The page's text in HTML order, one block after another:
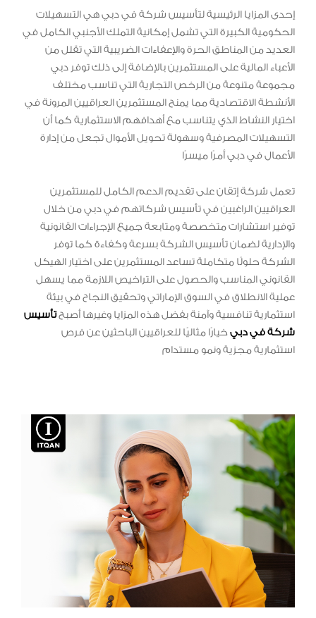
إحدى المزايا الرئيسية لتأسيس شركة في دبي هي التسهيلات
الحكومية الكبيرة التي تشمل إمكانية التملك الأجنبي الكامل في
العديد من المناطق الحرة والإعفاءات الضريبية التي تقلل من
الأعباء المالية على المستثمرين بالإضافة إلى ذلك توفر دبي
مجموعة متنوعة من الرخص التجارية التي تناسب مختلف
الأنشطة الاقتصادية مما يمنح المستثمرين العراقيين المرونة في
اختيار النشاط الذي يتناسب مع أهدافهم الاستثمارية كما أن
التسهيلات المصرفية وسهولة تحويل الأموال تجعل من إدارة
الأعمال في دبي أمرًا ميسرًا
تعمل شركة إتقان على تقديم الدعم الكامل للمستثمرين
العراقيين الراغبين في تأسيس شركاتهم في دبي من خلال
توفير استشارات متخصصة ومتابعة جميع الإجراءات القانونية
والإدارية لضمان تأسيس الشركة بسرعة وكفاءة كما توفر
الشركة حلولًا متكاملة تساعد المستثمرين على اختيار الهيكل
القانوني المناسب والحصول على التراخيص اللازمة مما يسهل
عملية الانطلاق في السوق الإماراتي وتحقيق النجاح في بيئة
استثمارية تنافسية وآمنة بفضل هذه المزايا وغيرها أصبحتأسيس
شركة في دبيخيارًا مثاليًا للعراقيين الباحثين عن فرص
استثمارية مجزية ونمو مستدام